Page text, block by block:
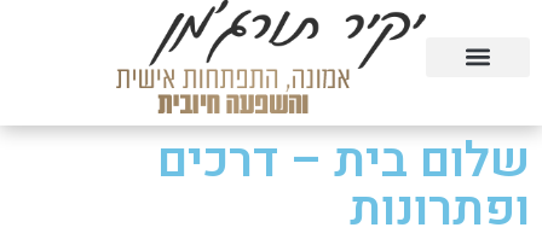
שלום בית – דרכים
ופתרונות